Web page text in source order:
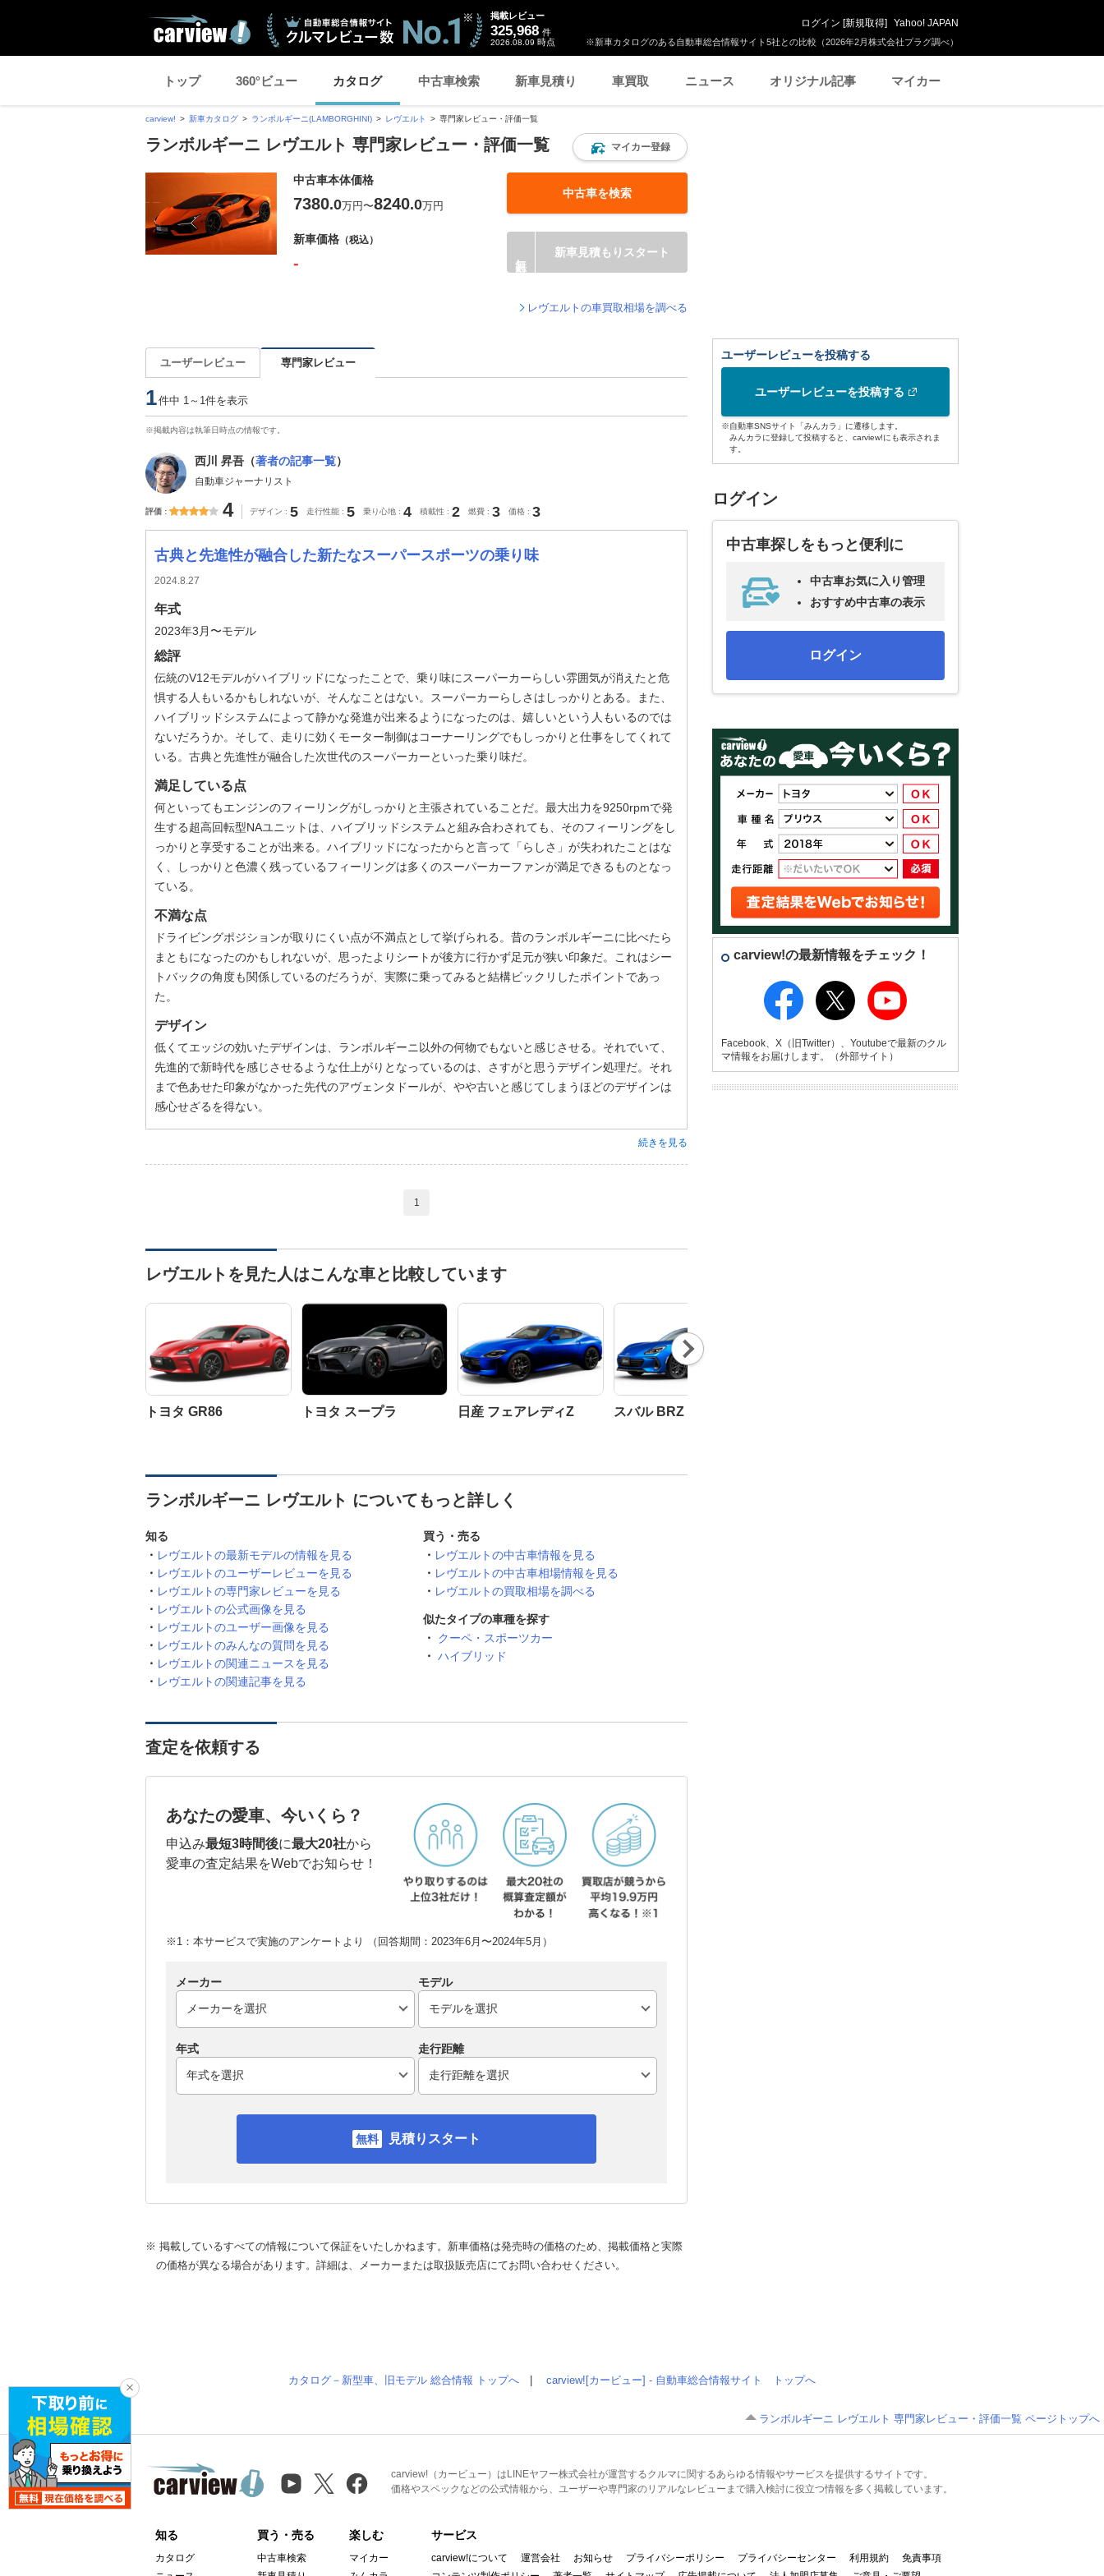
※新車カタログのある自動車総合情報サイト5社との比較（2026年2月株式会社プラグ調べ）
掲載レビュー
325,968 件
2026.08.09 時点
ログイン [新規取得] Yahoo! JAPAN
トップ 360°ビュー カタログ 中古車検索 新車見積り 車買取 ニュース オリジナル記事 マイカー
carview! 新車カタログ ランボルギーニ(LAMBORGHINI) レヴエルト 専門家レビュー・評価一覧
ランボルギーニ レヴエルト 専門家レビュー・評価一覧 マイカー登録
中古車本体価格
7380.0万円〜8240.0万円
中古車を検索
新車価格 （税込）
-
新車見積もりスタート
レヴエルトの車買取相場を調べる
ユーザーレビュー 専門家レビュー
1件中 1～1件を表示
※掲載内容は執筆日時点の情報です。
西川 昇吾（著者の記事一覧）
自動車ジャーナリスト
評価 4 デザイン 5 走行性能 5 乗り心地 4 積載性 2 燃費 3 価格 3
古典と先進性が融合した新たなスーパースポーツの乗り味
2024.8.27
年式
2023年3月〜モデル
総評
伝統のV12モデルがハイブリッドになったことで、乗り味にスーパーカーらしい雰囲気が消えたと危
惧する人もいるかもしれないが、そんなことはない。スーパーカーらしさはしっかりとある。また、
ハイブリッドシステムによって静かな発進が出来るようになったのは、嬉しいという人もいるのでは
ないだろうか。そして、走りに効くモーター制御はコーナーリングでもしっかりと仕事をしてくれて
いる。古典と先進性が融合した次世代のスーパーカーといった乗り味だ。
満足している点
何といってもエンジンのフィーリングがしっかりと主張されていることだ。最大出力を9250rpmで発
生する超高回転型NAユニットは、ハイブリッドシステムと組み合わされても、そのフィーリングをし
っかりと享受することが出来る。ハイブリッドになったからと言って「らしさ」が失われたことはな
く、しっかりと色濃く残っているフィーリングは多くのスーパーカーファンが満足できるものとなっ
ている。
不満な点
ドライビングポジションが取りにくい点が不満点として挙げられる。昔のランボルギーニに比べたら
まともになったのかもしれないが、思ったよりシートが後方に行かず足元が狭い印象だ。これはシー
トバックの角度も関係しているのだろうが、実際に乗ってみると結構ビックリしたポイントであっ
た。
デザイン
低くてエッジの効いたデザインは、ランボルギーニ以外の何物でもないと感じさせる。それでいて、
先進的で新時代を感じさせるような仕上がりとなっているのは、さすがと思うデザイン処理だ。それ
まで色あせた印象がなかった先代のアヴェンタドールが、やや古いと感じてしまうほどのデザインは
感心せざるを得ない。
続きを見る
1
レヴエルトを見た人はこんな車と比較しています
トヨタ GR86 トヨタ スープラ 日産 フェアレディZ スバル BRZ
Nex
t
ランボルギーニ レヴエルト についてもっと詳しく
知る
レヴエルトの最新モデルの情報を見る
レヴエルトのユーザーレビューを見る
レヴエルトの専門家レビューを見る
レヴエルトの公式画像を見る
レヴエルトのユーザー画像を見る
レヴエルトのみんなの質問を見る
レヴエルトの関連ニュースを見る
レヴエルトの関連記事を見る
買う・売る
レヴエルトの中古車情報を見る
レヴエルトの中古車相場情報を見る
レヴエルトの買取相場を調べる
似たタイプの車種を探す
クーペ・スポーツカー
ハイブリッド
査定を依頼する
あなたの愛車、今いくら？
申込み最短3時間後に最大20社から
愛車の査定結果をWebでお知らせ！
※1：本サービスで実施のアンケートより （回答期間：2023年6月〜2024年5月）
メーカー モデル
年式 走行距離
見積りスタート
※ 掲載しているすべての情報について保証をいたしかねます。新車価格は発売時の価格のため、掲載価格と実際
の価格が異なる場合があります。詳細は、メーカーまたは取扱販売店にてお問い合わせください。
ユーザーレビューを投稿する
ユーザーレビューを投稿する
※自動車SNSサイト「みんカラ」に遷移します。
みんカラに登録して投稿すると、carview!にも表示されま
す。
ログイン
中古車探しをもっと便利に
中古車お気に入り管理
おすすめ中古車の表示
ログイン
carview!の最新情報をチェック！
Facebook、X（旧Twitter）、Youtubeで最新のクル
マ情報をお届けします。（外部サイト）
カタログ－新型車、旧モデル 総合情報 トップへ carview![カービュー] - 自動車総合情報サイト トップへ
ランボルギーニ レヴエルト 専門家レビュー・評価一覧 ページトップへ
carview!（カービュー）はLINEヤフー株式会社が運営するクルマに関するあらゆる情報やサービスを提供するサイトです。
価格やスペックなどの公式情報から、ユーザーや専門家のリアルなレビューまで購入検討に役立つ情報を多く掲載しています。
知る
カタログ
買う・売る
中古車検索
楽しむ
マイカー
サービス
carview!について 運営会社 お知らせ プライバシーポリシー プライバシーセンター 利用規約
免責事項